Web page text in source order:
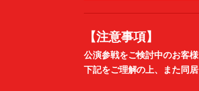
【注意事項】
公演参戦をご検討中のお客
下記をご理解の上、また同